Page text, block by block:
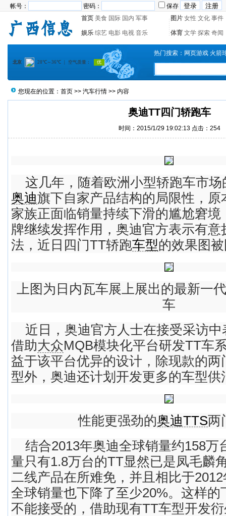
帐号： 密码：
保存
首页 美食 国际 国内 军事 图片 女性 文化 事件
娱乐 综艺 电影 电视 音乐 体育 文学 探索 奇闻
热门搜索： 网页游戏 火箭
您现在的位置： 首页 >> 汽车行情 >> 内容
奥迪TT四门轿跑车
时间：2015/1/29 19:02:13 点击： 254
这几年，随着欧洲小型轿跑车市
奥迪旗下自家产品结构的局限性，原
家族正面临销量持续下滑的尴尬窘
牌继续发挥作用，奥迪官方表示有
法，近日四门TT轿跑车型的效果图
上图为日内瓦车展上展出的最新一代
车
近日，奥迪官方人士在接受采访
借助大众MQB模块化平台研发TT车
益于该平台优异的设计，除现款的两
型外，奥迪还计划开发更多的车型供
性能更强劲的奥迪TTS两
结合2013年奥迪全球销量约158万
量只有1.8万台的TT显然已是凤毛麟
二线产品在所难免，并且相比于
全球销量也下降了至少20%。这样的
不能接受的，借助现有TT车型开发